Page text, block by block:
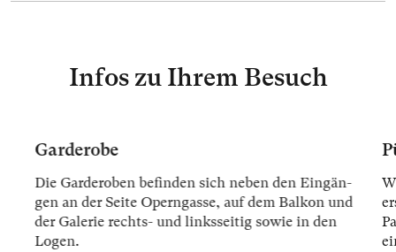
Infos zu Ihrem Besuch
Garderobe
Die Gar­der­oben be­fin­den sich ne­ben den Ein­gän­
gen an der Sei­te Opern­gas­se, auf dem Bal­kon und
der Ga­le­rie rechts- und links­sei­tig so­wie in den
Lo­gen.